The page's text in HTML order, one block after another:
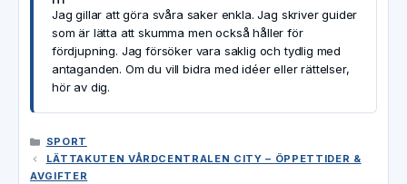
Jag gillar att göra svåra saker enkla. Jag skriver guider
som är lätta att skumma men också håller för
fördjupning. Jag försöker vara saklig och tydlig med
antaganden. Om du vill bidra med idéer eller rättelser,
hör av dig.
KATEGORIER
SPORT
LÄTTAKUTEN VÅRDCENTRALEN CITY – ÖPPETTIDER &
AVGIFTER